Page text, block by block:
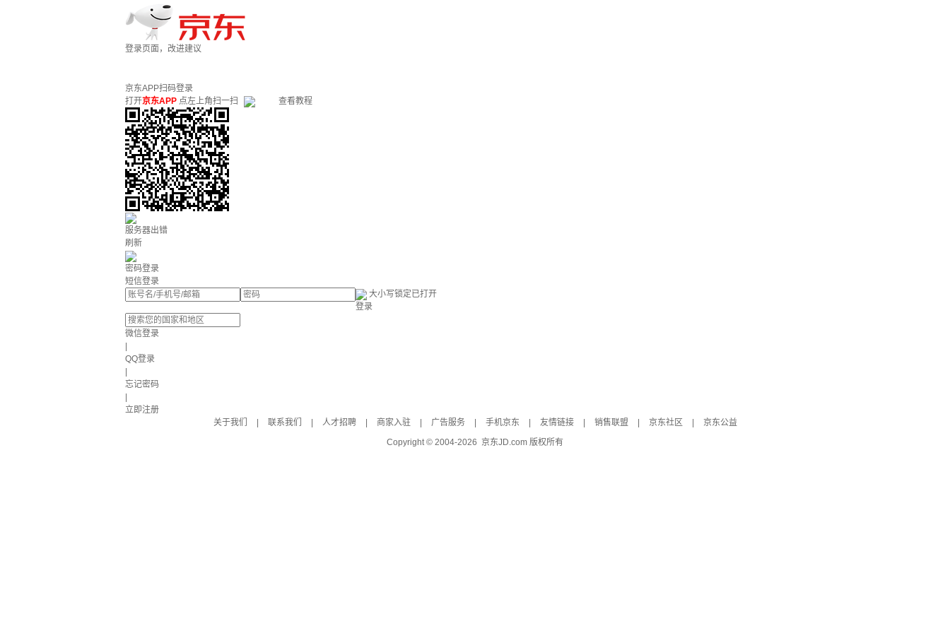
登录页面，改进建议
京东APP扫码登录
打开京东APP 点左上角扫一扫 查看教程
服务器出错
刷新
密码登录
短信登录
大小写锁定已打开
登录
微信登录
QQ登录
忘记密码
立即注册
关于我们
联系我们 人才招聘 商家入驻 广告服务 手机京东 友情链接 销售联盟 京东社区
京东公益
Copyright © 2004-2026 京东JD.com 版权所有